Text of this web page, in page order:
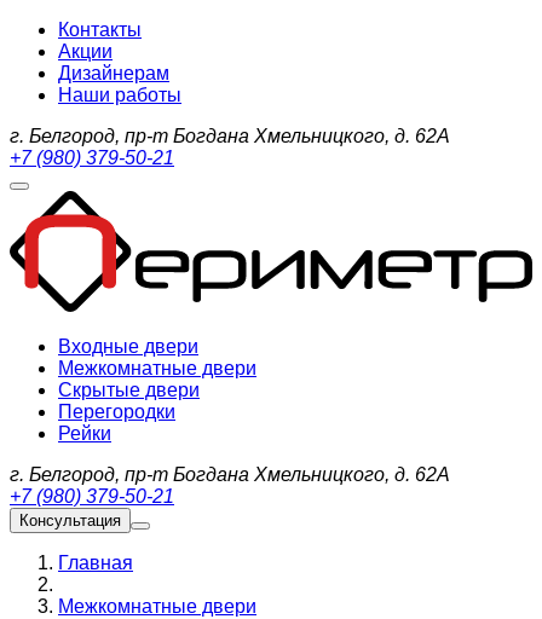
Контакты
Акции
Дизайнерам
Наши работы
г. Белгород, пр-т Богдана Хмельницкого, д. 62А
+7 (980) 379-50-21
Входные двери
Межкомнатные двери
Скрытые двери
Перегородки
Рейки
г. Белгород, пр-т Богдана Хмельницкого, д. 62А
+7 (980) 379-50-21
Консультация
Главная
Межкомнатные двери